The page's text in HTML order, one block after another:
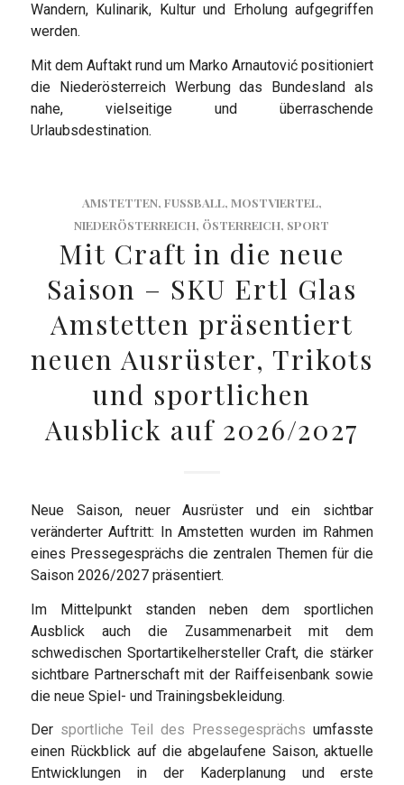
Wandern, Kulinarik, Kultur und Erholung aufgegriffen
werden.
Mit dem Auftakt rund um Marko Arnautović positioniert
die Niederösterreich Werbung das Bundesland als
nahe, vielseitige und überraschende
Urlaubsdestination.
AMSTETTEN, FUSSBALL, MOSTVIERTEL,
NIEDERÖSTERREICH, ÖSTERREICH, SPORT
Mit Craft in die neue
Saison – SKU Ertl Glas
Amstetten präsentiert
neuen Ausrüster, Trikots
und sportlichen
Ausblick auf 2026/2027
Neue Saison, neuer Ausrüster und ein sichtbar
veränderter Auftritt: In Amstetten wurden im Rahmen
eines Pressegesprächs die zentralen Themen für die
Saison 2026/2027 präsentiert.
Im Mittelpunkt standen neben dem sportlichen
Ausblick auch die Zusammenarbeit mit dem
schwedischen Sportartikelhersteller Craft, die stärker
sichtbare Partnerschaft mit der Raiffeisenbank sowie
die neue Spiel- und Trainingsbekleidung.
Der sportliche Teil des Pressegesprächs umfasste
einen Rückblick auf die abgelaufene Saison, aktuelle
Entwicklungen in der Kaderplanung und erste